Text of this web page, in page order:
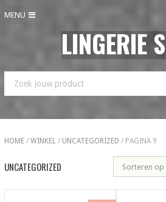
MENU
LINGERIE
HOME/ WINKEL/ UNCATEGORIZED / PAGINA 9
UNCATEGORIZED